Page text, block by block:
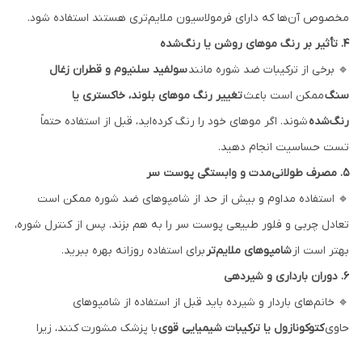
مخصوص آن‌ها که دارای فرمولاسیون ملایم‌تری هستند استفاده شود.
۴. تأثیر بر رنگ موهای روشن یا رنگ‌شده
🔹 برخی از ترکیبات ضد شوره مانندسولفید سلنیوم و قطران زغال
سنگممکن است باعثتغییر رنگ موهای بلوند، خاکستری یا
رنگ‌شدهشوند. اگر موهای خود را رنگ کرده‌اید، قبل از استفاده حتماً
تست حساسیت انجام دهید.
۵. مصرف طولانی‌مدت و وابستگی پوست سر
🔹 استفاده مداوم و بیش از حد از شامپوهای ضد شوره ممکن است
تعادل چربی و فلور طبیعی پوست سر را به هم بزند. پس از کنترل شوره،
بهتر است ازشامپوهای ملایم‌تربرای استفاده روزانه بهره ببرید.
۶. دوران بارداری و شیردهی
🔹 خانم‌های باردار و شیرده باید قبل از استفاده از شامپوهای
حاویکتوکونازول یا ترکیبات شیمیایی قویبا پزشک مشورت کنند، زیرا